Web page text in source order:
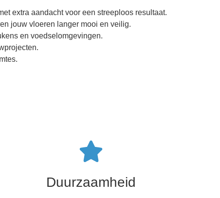
extra aandacht voor een streeploos resultaat.
jouw vloeren langer mooi en veilig.
en voedselomgevingen.
Duurzaamheid